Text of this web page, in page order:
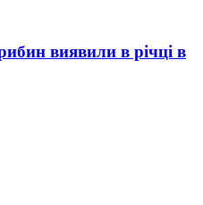
виявили в річці в